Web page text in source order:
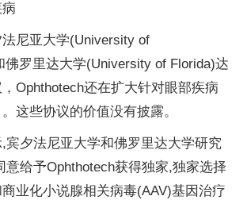
尼亚大学(University of
佛罗里达大学(University of Florida)达
Ophthotech还在扩大针对眼部疾病
这些协议的价值没有披露。
宾夕法尼亚大学和佛罗里达大学研究
意给予Ophthotech获得独家,独家选择
业化小说腺相关病毒(AAV)基因治疗